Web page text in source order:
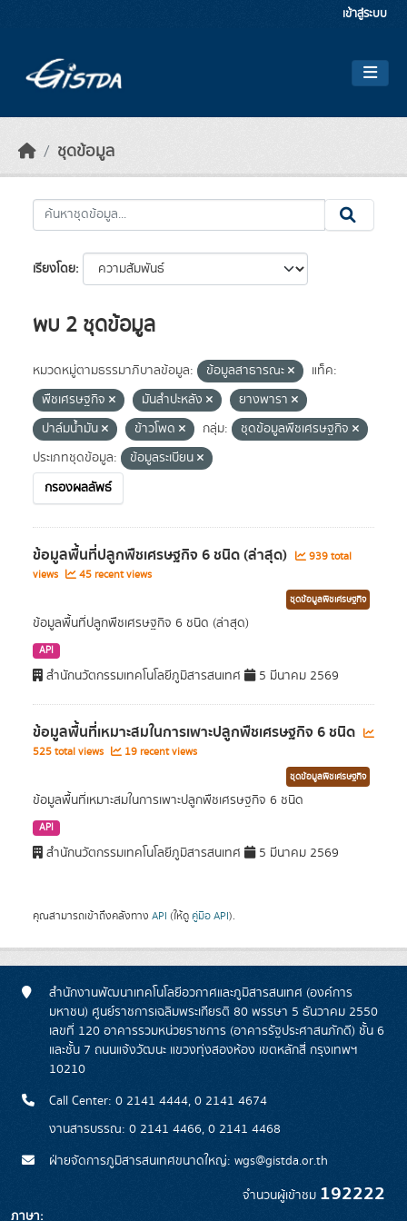
เข้าสู่ระบบ
ชุดข้อมูล
เรียงโดย
พบ 2 ชุดข้อมูล
หมวดหมู่ตามธรรมาภิบาลข้อมูล: ข้อมูลสาธารณะ
แท็ค:
พืชเศรษฐกิจ
มันสำปะหลัง
ยางพารา
ปาล์มน้ำมัน
ข้าวโพด กลุ่ม:
ชุดข้อมูลพืชเศรษฐกิจ
ประเภทชุดข้อมูล:
ข้อมูลระเบียน
กรองผลลัพธ์
ข้อมูลพื้นที่ปลูกพืชเศรษฐกิจ 6 ชนิด (ล่าสุด)
939 total
views
45 recent views
ชุดข้อมูลพืชเศรษฐกิจ
ข้อมูลพื้นที่ปลูกพืชเศรษฐกิจ 6 ชนิด (ล่าสุด)
API
สำนักนวัตกรรมเทคโนโลยีภูมิสารสนเทศ 5 มีนาคม 2569
ข้อมูลพื้นที่เหมาะสมในการเพาะปลูกพืชเศรษฐกิจ 6 ชนิด
525 total views 19 recent views
ชุดข้อมูลพืชเศรษฐกิจ
ข้อมูลพื้นที่เหมาะสมในการเพาะปลูกพืชเศรษฐกิจ 6 ชนิด
API
สำนักนวัตกรรมเทคโนโลยีภูมิสารสนเทศ 5 มีนาคม 2569
คุณสามารถเข้าถึงคลังทาง API (ให้ดู คู่มือ API).
สำนักงานพัฒนาเทคโนโลยีอวกาศและภูมิสารสนเทศ (องค์การ
มหาชน) ศูนย์ราชการเฉลิมพระเกียรติ 80 พรรษา 5 ธันวาคม 2550
เลขที่ 120 อาคารรวมหน่วยราชการ (อาคารรัฐประศาสนภักดี) ชั้น 6
และชั้น 7 ถนนแจ้งวัฒนะ แขวงทุ่งสองห้อง เขตหลักสี่ กรุงเทพฯ
10210
Call Center: 0 2141 4444, 0 2141 4674
งานสารบรรณ: 0 2141 4466, 0 2141 4468
ฝ่ายจัดการภูมิสารสนเทศขนาดใหญ่: wgs@gistda.or.th
จำนวนผู้เข้าชม 192222
ภาษา